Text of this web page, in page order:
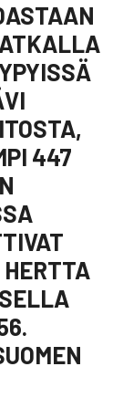
447